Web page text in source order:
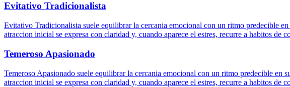
Evitativo Tradicionalista
Evitativo Tradicionalista suele equilibrar la cercania emocional con un ritmo predecible
atraccion inicial se expresa con claridad y, cuando aparece el estres, recurre a habitos de
Temeroso Apasionado
Temeroso Apasionado suele equilibrar la cercania emocional con un ritmo predecible en
atraccion inicial se expresa con claridad y, cuando aparece el estres, recurre a habitos de